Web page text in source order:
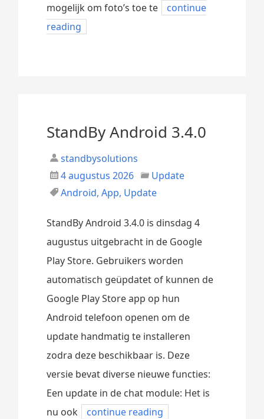
mogelijk om foto’s toe te
continue
reading
StandBy Android 3.4.0
standbysolutions
4 augustus 2026
Update
Android,App, Update
StandBy Android 3.4.0 is dinsdag 4
augustus uitgebracht in de Google
Play Store. Gebruikers worden
automatisch geüpdatet of kunnen de
Google Play Store app op hun
Android telefoon openen om de
update handmatig te installeren
zodra deze beschikbaar is. Deze
versie bevat diverse nieuwe functies:
Een update in de chat module: Het is
nu ook
continue reading